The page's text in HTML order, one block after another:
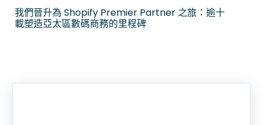
我們晉升為 Shopify Premier Partner 之旅：逾十
載塑造亞太區數碼商務的里程碑